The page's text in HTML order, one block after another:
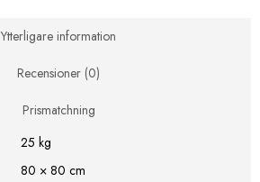
Ytterligare information
Recensioner (0)
Prismatchning
25 kg
80 × 80 cm